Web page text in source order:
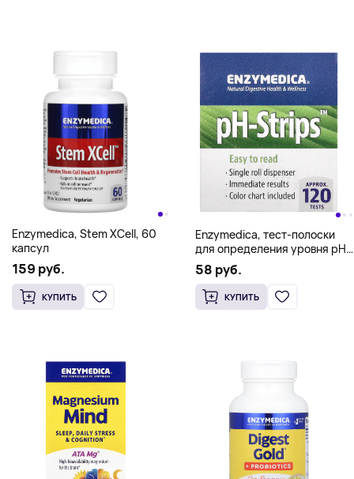
Enzymedica, Stem XCell, 60
капсул
159 руб.
КУПИТЬ
Enzymedica, тест-полоски
для определения уровня pH,
16-футовая катушка
58 руб.
КУПИТЬ